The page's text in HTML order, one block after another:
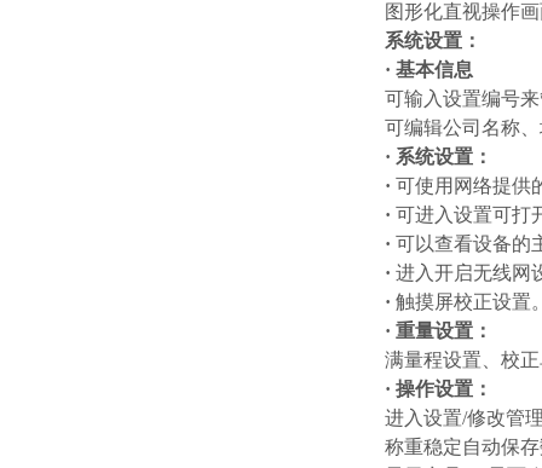
图形化直视操作
系统设置：
· 基本信息
可输入设置编号
可编辑公司名称
· 系统设置：
· 可使用网络提供
· 可进入设置可打
· 可以查看设备的
· 进入开启无线网
· 触摸屏校正设置
· 重量设置：
满量程设置、校
· 操作设置：
进入设置/修改管
称重稳定自动保